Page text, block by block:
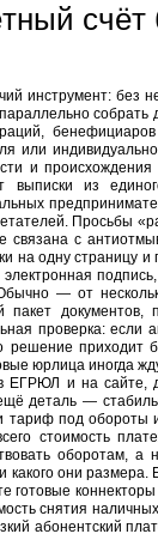
инструмент: без
или
и
выписки из
Просьбы
связана с
на одну страницу
— от
документов,
проверка:
решение
юрлица иногда
ЕГРЮЛ и на сайте,
деталь —
тариф под
стоимость
оборотам, а
какого они
готовые
снятия
абонентский